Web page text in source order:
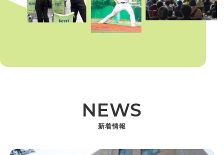
NEWS
新着情報